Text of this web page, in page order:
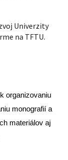
Univerzity
na TFTU.
organizovaniu
monografií a
materiálov aj